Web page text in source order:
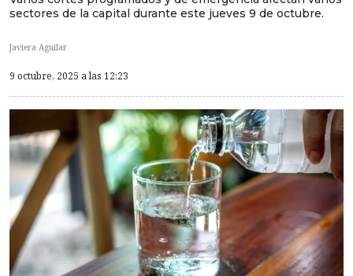
sectores de la capital durante este jueves 9 de octubre.
Javiera Aguilar
9 octubre, 2025 a las 12:23